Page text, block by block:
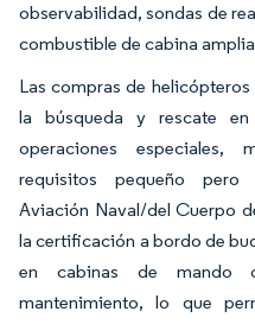
observabilidad, sondas de
combustible de cabina
Las compras de helicópteros
la búsqueda y rescate
operaciones especiales,
requisitos pequeño pero
Aviación Naval/del Cuerpo
la certificación a bordo de
en cabinas de mando
mantenimiento, lo que